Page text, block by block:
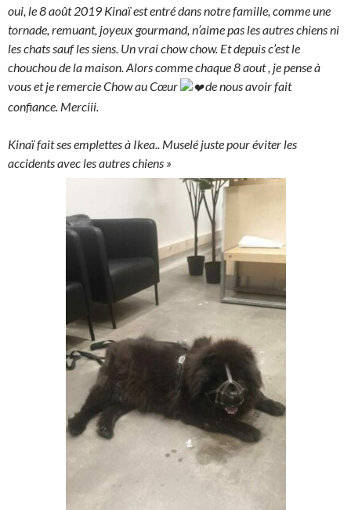
oui, le 8 août 2019 Kinaï est entré dans notre famille, comme une
tornade, remuant, joyeux gourmand, n’aime pas les autres chiens ni
les chats sauf les siens. Un vrai chow chow. Et depuis c’est le
chouchou de la maison. Alors comme chaque 8 aout , je pense à
vous et je remercie Chow au Cœur
de nous avoir fait
confiance. Merciii.
Kinaï fait ses emplettes à Ikea.. Muselé juste pour éviter les
accidents avec les autres chiens »